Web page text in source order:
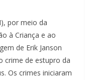
por meio da
à Criança e ao
de Erik Janson
crime de estupro da
Os crimes iniciaram